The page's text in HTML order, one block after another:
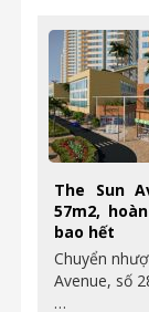
The Sun
57m2,
bao hết
Chuyển
Avenue, số
…